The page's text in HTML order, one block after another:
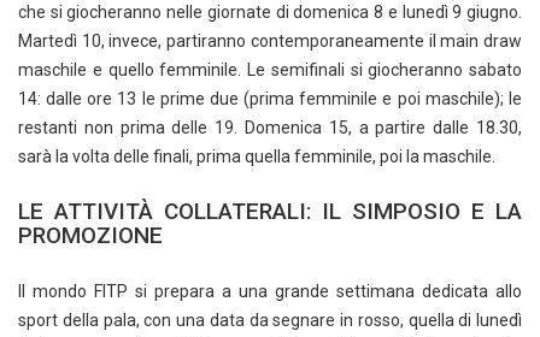
che si giocheranno nelle giornate di domenica 8 e lunedì 9 giugno.
Martedì 10, invece, partiranno contemporaneamente il main draw
maschile e quello femminile. Le semifinali si giocheranno sabato
14: dalle ore 13 le prime due (prima femminile e poi maschile); le
restanti non prima delle 19. Domenica 15, a partire dalle 18.30,
sarà la volta delle finali, prima quella femminile, poi la maschile.
LE ATTIVITÀ COLLATERALI: IL SIMPOSIO E LA
PROMOZIONE
Il mondo FITP si prepara a una grande settimana dedicata allo
sport della pala, con una data da segnare in rosso, quella di lunedì